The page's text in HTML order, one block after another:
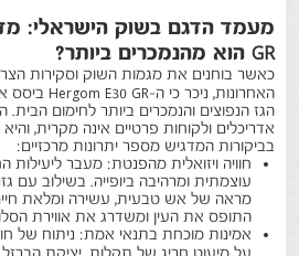
מעמד הדגם בשוק הישראלי:
GR הוא מהנמכרים ביותר?
כאשר בוחנים את מגמות השוק וסקירות
האחרונות, ניכר כי ה-Hergom E30 GR ביסס
הגז הנפוצים והנמכרים ביותר לחימום הבית.
אדריכלים ולקוחות פרטיים אינה מקרית,
בביקורות המדגיש מספר יתרונות מרכזיים:
חוויה ויזואלית מהפנטת: מעבר ליעילות
עוצמתית ומרהיבה ביופייה. בשילוב עם
מראה של אש טבעית, עשירה ומלאת
התופס את העין ומשדרג את אווירת
אמינות מוכחת בתנאי אמת: ניתוח של